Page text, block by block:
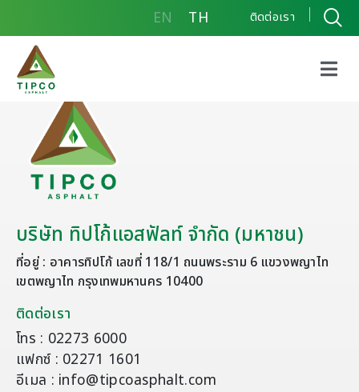
EN TH ติดต่อเรา
บริษัท ทิปโก้แอสฟัลท์ จำกัด (มหาชน)
ที่อยู่ : อาคารทิปโก้ เลขที่ 118/1 ถนนพระราม 6 แขวงพญาไท
เขตพญาไท กรุงเทพมหานคร 10400
ติดต่อเรา
โทร : 02273 6000
แฟกซ์ : 02271 1601
อีเมล : info@tipcoasphalt.com